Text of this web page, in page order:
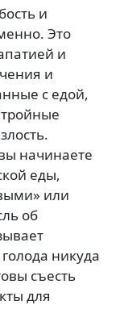
и
Это
и
и
с едой,
начинаете
еды,
или
об
никуда
съесть
для